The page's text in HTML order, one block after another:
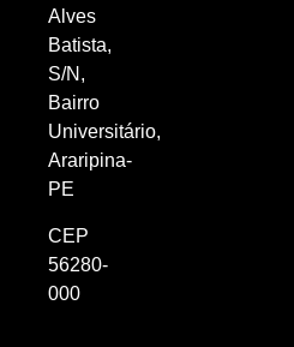
Alves
Batista,
S/N,
Bairro
Universitário,
Araripina-
PE
CEP
56280-
000